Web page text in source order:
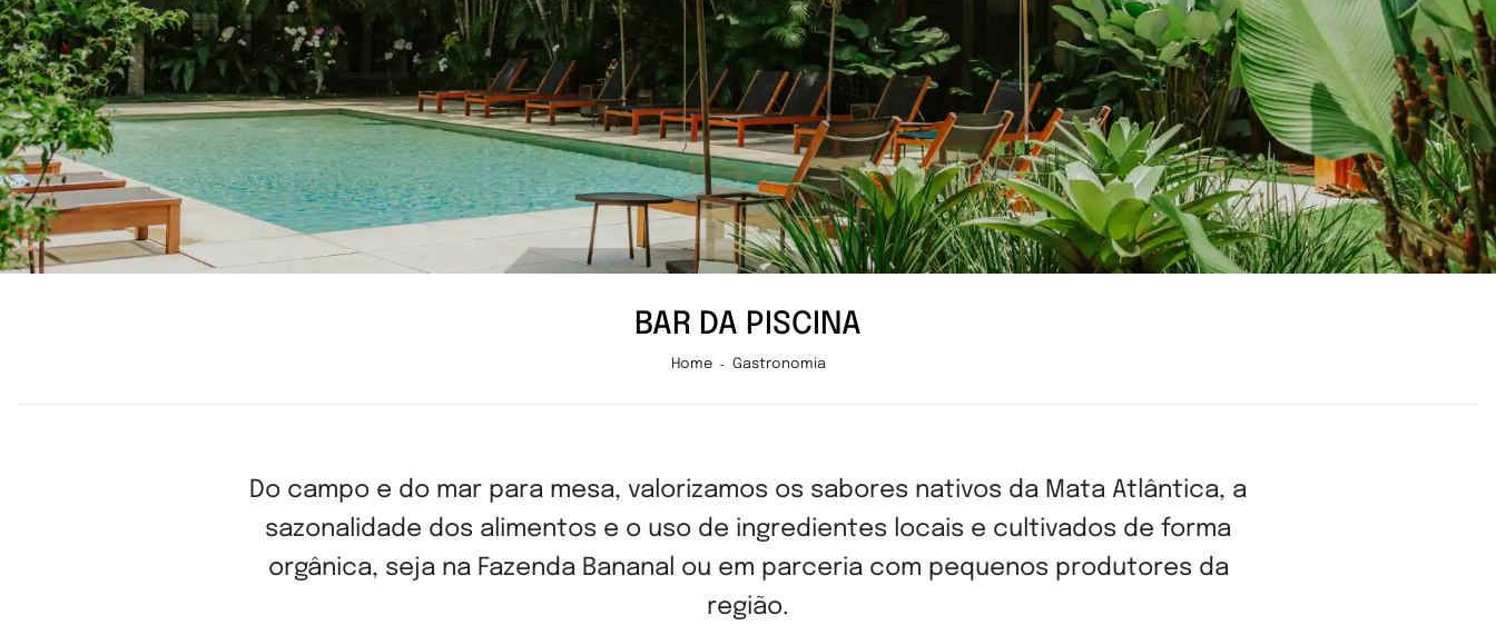
BAR DA PISCINA
Home Gastronomia
Do campo e do mar para mesa, valorizamos os sabores nativos da Mata Atlântica, a
sazonalidade dos alimentos e o uso de ingredientes locais e cultivados de forma
orgânica, seja na Fazenda Bananal ou em parceria com pequenos produtores da
região.